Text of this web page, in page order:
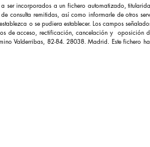
ser incorporados a un fichero automatizado,
consulta remitidas, así como informarle de otros
o se pudiera establecer. Los campos
de acceso, rectificación, cancelación y oposición
Valderribas, 82-84. 28038. Madrid. Este fichero